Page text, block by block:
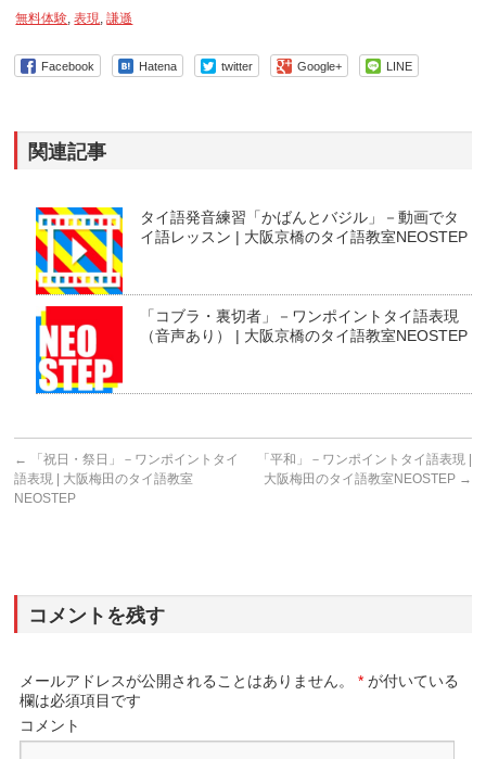
無料体験,表現,謙遜
Facebook Hatena twitter Google+ LINE
関連記事
タイ語発音練習「かばんとバジル」－動画でタ
イ語レッスン | 大阪京橋のタイ語教室NEOSTEP
「コブラ・裏切者」－ワンポイントタイ語表現
（音声あり） | 大阪京橋のタイ語教室NEOSTEP
←
「祝日・祭日」－ワンポイントタイ
語表現 | 大阪梅田のタイ語教室
NEOSTEP
「平和」－ワンポイントタイ語表現 |
大阪梅田のタイ語教室NEOSTEP →
コメントを残す
メールアドレスが公開されることはありません。 * が付いている
欄は必須項目です
コメント